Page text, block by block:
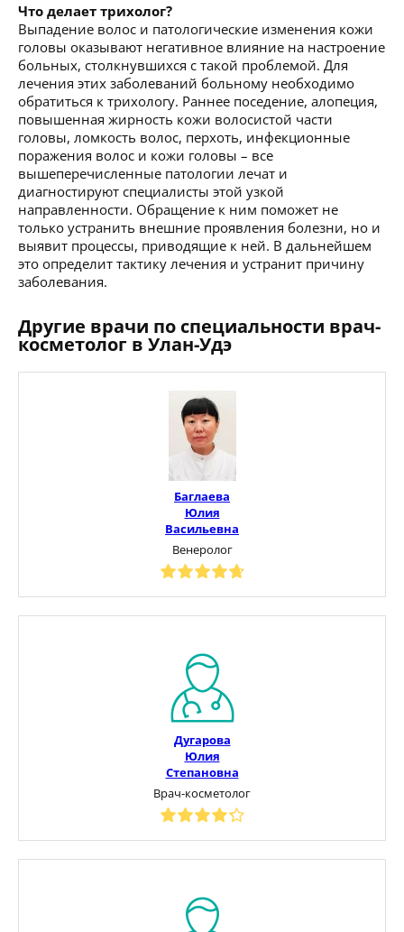
Что делает трихолог?
Выпадение волос и патологические изменения кожи
головы оказывают негативное влияние на настроение
больных, столкнувшихся с такой проблемой. Для
лечения этих заболеваний больному необходимо
обратиться к трихологу. Раннее поседение, алопеция,
повышенная жирность кожи волосистой части
головы, ломкость волос, перхоть, инфекционные
поражения волос и кожи головы – все
вышеперечисленные патологии лечат и
диагностируют специалисты этой узкой
направленности. Обращение к ним поможет не
только устранить внешние проявления болезни, но и
выявит процессы, приводящие к ней. В дальнейшем
это определит тактику лечения и устранит причину
заболевания.
Другие врачи по специальности врач-
косметолог в Улан-Удэ
Баглаева
Юлия
Васильевна
Венеролог
Дугарова
Юлия
Степановна
Врач-косметолог